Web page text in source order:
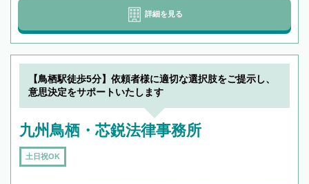
詳細を見る
【鳥栖駅徒歩5分】依頼者様に適切な選択肢をご提示し、
意思決定をサポートいたします
九州鳥栖・芯鋭法律事務所
土日祝OK